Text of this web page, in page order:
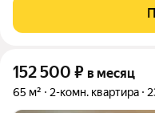
современные стандарты
Объект расположен в
152 500 ₽ в месяц
65 м² 2-комн. квартира